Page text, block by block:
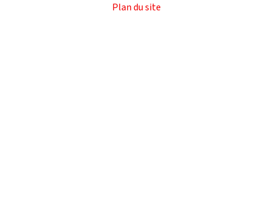
Plan du site